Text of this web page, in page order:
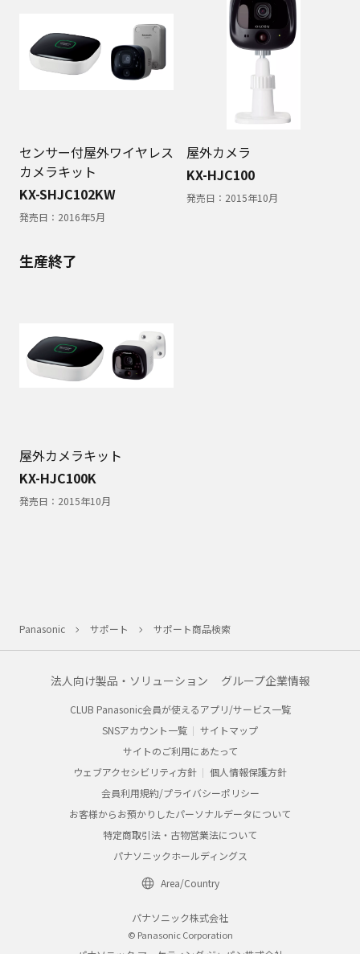
センサー付屋外ワイヤレス
カメラキット
KX-SHJC102KW
発売日： 2016年5月
屋外カメラ
KX-HJC100
発売日： 2015年10月
生産終了
屋外カメラキット
KX-HJC100K
発売日： 2015年10月
Panasonic サポート サポート商品検索
法人向け製品・ソリューション グループ企業情報
CLUB Panasonic会員が使えるアプリ/サービス一覧
SNSアカウント一覧
サイトマップ
サイトのご利用にあたって
ウェブアクセシビリティ方針
個人情報保護方針
会員利用規約/プライバシーポリシー
お客様からお預かりしたパーソナルデータについて
特定商取引法・古物営業法について
パナソニックホールディングス
Area/Country
パナソニック株式会社
© Panasonic Corporation